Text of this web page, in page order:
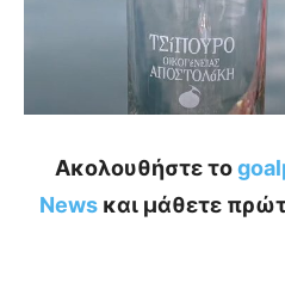
Ακολουθήστε το
News και μάθετε